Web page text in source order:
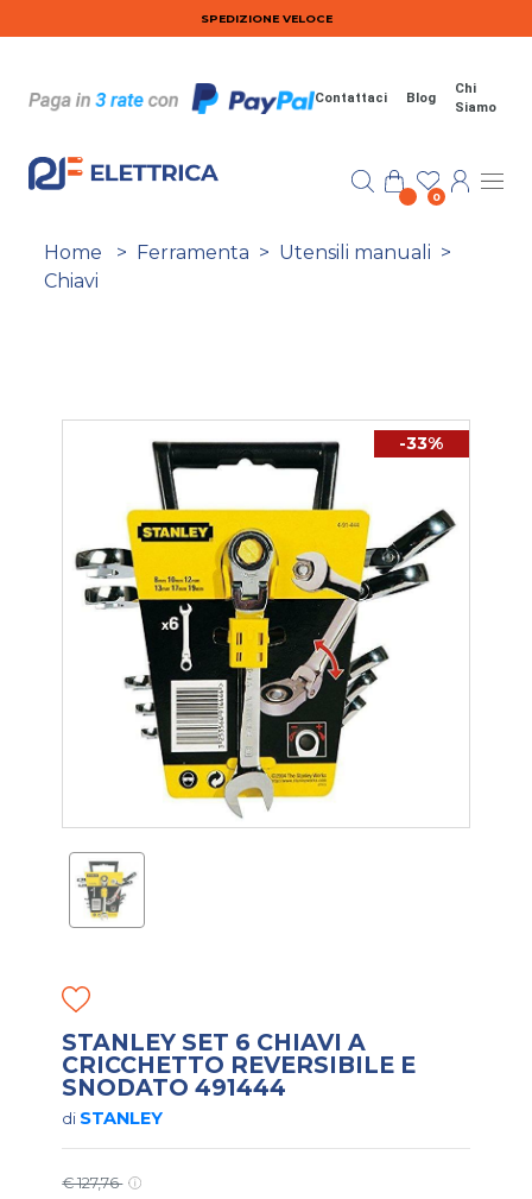
Salta al contenuto principaleSPEDIZIONE VELOCE
Contattaci Blog
Chi
Siamo
0
Home > Ferramenta > Utensili manuali >
Chiavi
-33%
STANLEY SET 6 CHIAVI A
CRICCHETTO REVERSIBILE E
SNODATO 491444
di STANLEY
€ 127,76